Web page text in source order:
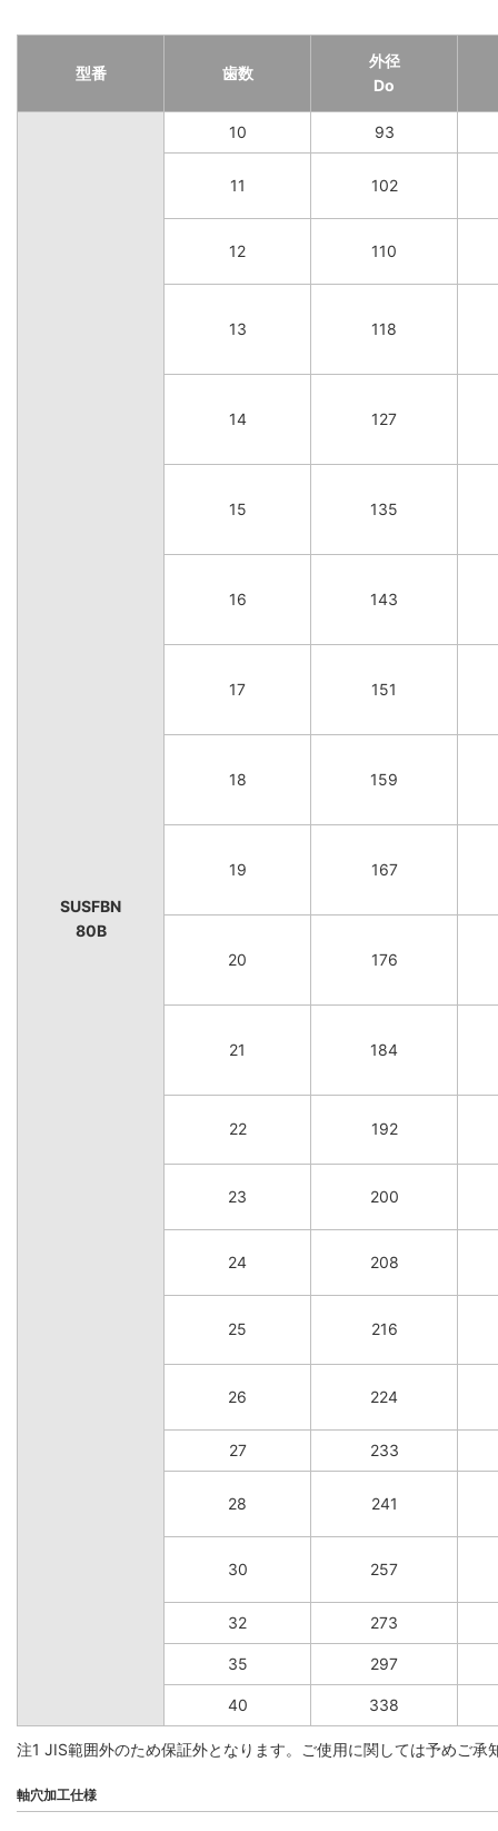
型番 歯数
外径
Do
SUSFBN
80B
10 93
11 102
12 110
13 118
14 127
15 135
16 143
17 151
18 159
19 167
20 176
21 184
22 192
23 200
24 208
25 216
26 224
27 233
28 241
30 257
32 273
35 297
40 338
注1 JIS範囲外のため保証外となります。ご使用に関しては予めご承
軸穴加工仕様